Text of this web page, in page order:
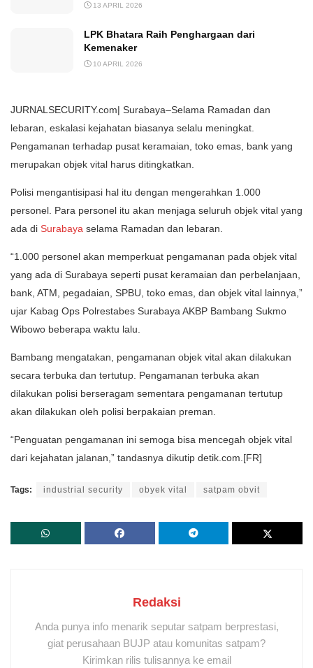
13 APRIL 2026
LPK Bhatara Raih Penghargaan dari
Kemenaker
10 APRIL 2026
JURNALSECURITY.com| Surabaya–Selama Ramadan dan
lebaran, eskalasi kejahatan biasanya selalu meningkat.
Pengamanan terhadap pusat keramaian, toko emas, bank yang
merupakan objek vital harus ditingkatkan.
Polisi mengantisipasi hal itu dengan mengerahkan 1.000
personel. Para personel itu akan menjaga seluruh objek vital yang
ada di Surabaya selama Ramadan dan lebaran.
“1.000 personel akan memperkuat pengamanan pada objek vital
yang ada di Surabaya seperti pusat keramaian dan perbelanjaan,
bank, ATM, pegadaian, SPBU, toko emas, dan objek vital lainnya,”
ujar Kabag Ops Polrestabes Surabaya AKBP Bambang Sukmo
Wibowo beberapa waktu lalu.
Bambang mengatakan, pengamanan objek vital akan dilakukan
secara terbuka dan tertutup. Pengamanan terbuka akan
dilakukan polisi berseragam sementara pengamanan tertutup
akan dilakukan oleh polisi berpakaian preman.
“Penguatan pengamanan ini semoga bisa mencegah objek vital
dari kejahatan jalanan,” tandasnya dikutip detik.com.[FR]
Tags: industrial security obyek vital satpam obvit
Redaksi
Anda punya info menarik seputar satpam berprestasi,
giat perusahaan BUJP atau komunitas satpam?
Kirimkan rilis tulisannya ke email